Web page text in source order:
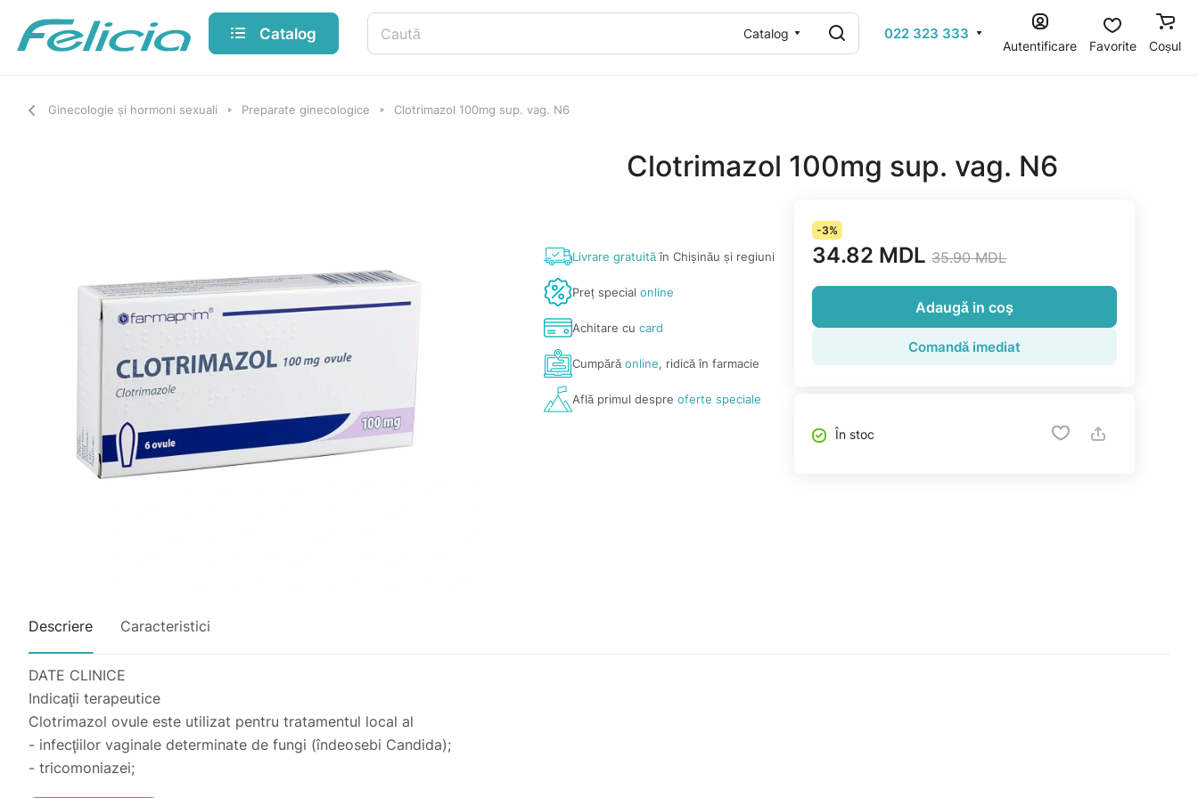
Catalog Catalog 022 323 333
Autentificare Favorite Coșul
Ginecologie și hormoni sexuali Preparate ginecologice Clotrimazol 100mg sup. vag. N6
Clotrimazol 100mg sup. vag. N6
Livrare gratuităîn Chișinău și regiuni
Preț specialonline
Achitare cucard
Cumpărăonline, ridică în farmacie
Află primul despreoferte speciale
-3%
34.82 MDL 35.90 MDL
Adaugă in coş
Comandă imediat
În stoc
Descriere Caracteristici
DATE CLINICE
Indicaţii terapeutice
Clotrimazol ovule este utilizat pentru tratamentul local al
- infecţiilor vaginale determinate de fungi (îndeosebi Candida);
- tricomoniazei;